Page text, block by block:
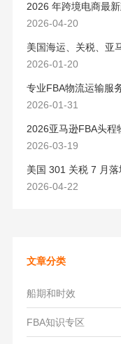
2026-04-20
2026-01-20
2026-01-31
2026-03-19
2026-04-22
文章分类
船期和时效
FBA知识专区